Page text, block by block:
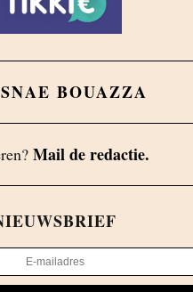
BOUAZZA
Mail de redactie.